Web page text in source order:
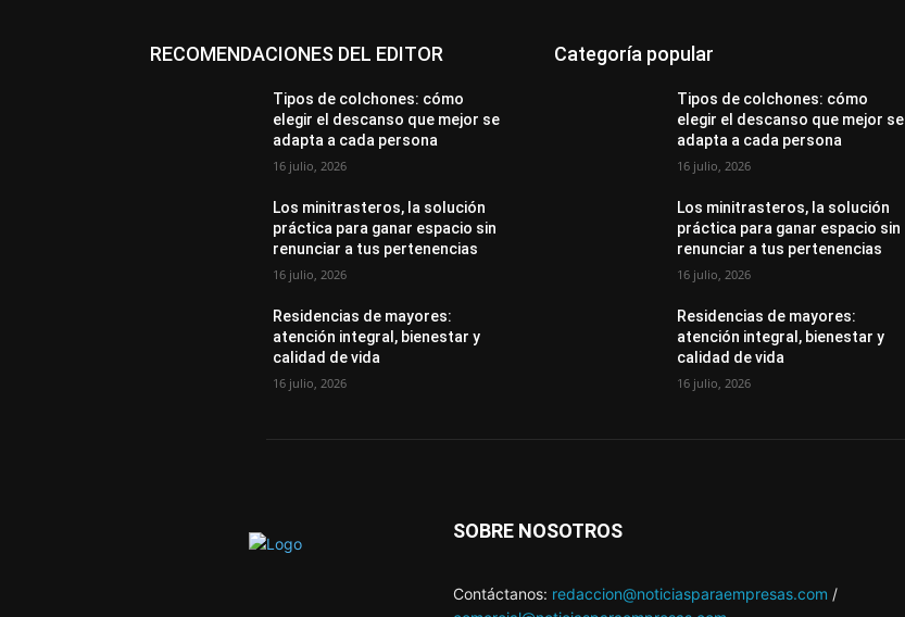
RECOMENDACIONES DEL EDITOR
Tipos de colchones: cómo
elegir el descanso que mejor se
adapta a cada persona
16 julio, 2026
Los minitrasteros, la solución
práctica para ganar espacio sin
renunciar a tus pertenencias
16 julio, 2026
Residencias de mayores:
atención integral, bienestar y
calidad de vida
16 julio, 2026
Categoría popular
Tipos de colchones: cómo
elegir el descanso que mejor se
adapta a cada persona
16 julio, 2026
Los minitrasteros, la solución
práctica para ganar espacio sin
renunciar a tus pertenencias
16 julio, 2026
Residencias de mayores:
atención integral, bienestar y
calidad de vida
16 julio, 2026
SOBRE NOSOTROS
Contáctanos: redaccion@noticiasparaempresas.com /